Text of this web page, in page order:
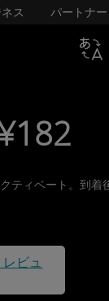
ス パートナー
ティベート。到着
ビュ